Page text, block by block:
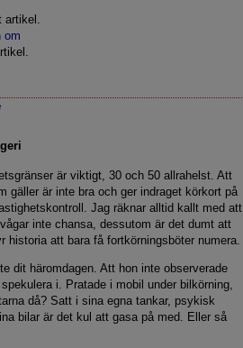
artikel.
om
är viktigt, 30 och 50 allrahelst. Att
gäller är inte bra och ger indraget körkort på
Jag räknar alltid kallt med att
inte chansa, dessutom är det dumt att
historia att bara få fortkörningsböter numera.
dit häromdagen. Att hon inte observerade
i. Pratade i mobil under bilkörning,
då? Satt i sina egna tankar, psykisk
bilar är det kul att gasa på med. Eller så